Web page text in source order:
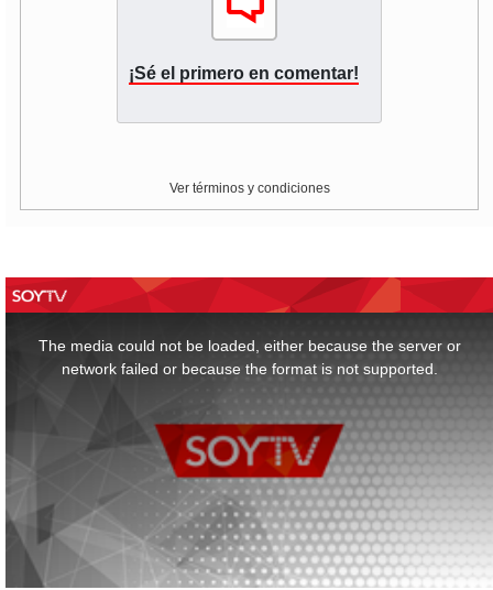
¡Sé el primero en comentar!
Ver términos y condiciones
The media could not be loaded, either because the server or
network failed or because the format is not supported.